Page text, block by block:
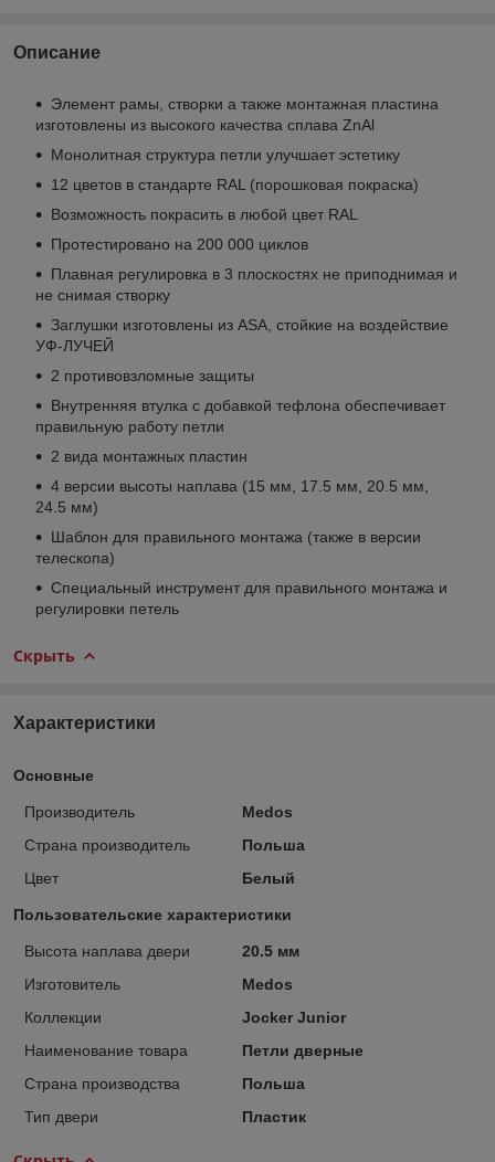
Описание
Элемент рамы, створки а также монтажная пластина
изготовлены из высокого качества сплава ZnAl
Монолитная структура петли улучшает эстетику
12 цветов в стандарте RAL (порошковая покраска)
Возможность покрасить в любой цвет RAL
Протестировано на 200 000 циклов
Плавная регулировка в 3 плоскостях не приподнимая и
не снимая створку
Заглушки изготовлены из ASA, стойкие на воздействие
УФ-ЛУЧЕЙ
2 противовзломные защиты
Внутренняя втулка с добавкой тефлона обеспечивает
правильную работу петли
2 вида монтажных пластин
4 версии высоты наплава (15 мм, 17.5 мм, 20.5 мм,
24.5 мм)
Шаблон для правильного монтажа (также в версии
телескопа)
Специальный инструмент для правильного монтажа и
регулировки петель
Скрыть
Характеристики
Основные
Производитель
Medos
Страна производитель
Польша
Цвет
Белый
Пользовательские характеристики
Высота наплава двери
20.5 мм
Изготовитель
Medos
Коллекции
Jocker Junior
Наименование товара
Петли дверные
Страна производства
Польша
Тип двери
Пластик